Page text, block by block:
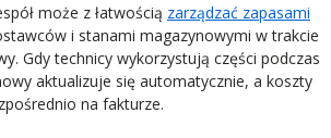
może z łatwością zarządzać zapasami
i stanami magazynowymi w trakcie
Gdy technicy wykorzystują części podczas
aktualizuje się automatycznie, a koszty
na fakturze.